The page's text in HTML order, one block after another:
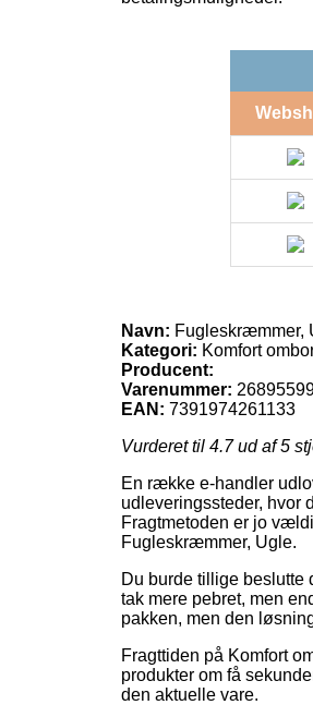
Navn: Fugleskræmmer,
Kategori: Komfort
Producent:
Varenummer:
EAN: 7391974261133
Vurderet til 4.7ud af 5
En række e-handler
udleveringssteder, hvor
Fragtmetoden er jo
Fugleskræmmer, Ugle.
Du burde tillige beslutte
tak mere pebret, men
pakken, men den
Fragttiden på Komfort
produkter om få
den aktuelle vare.